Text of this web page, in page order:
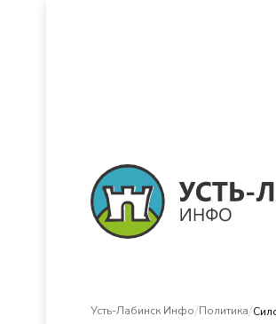
Усть-Лабинск Инфо/Политика/